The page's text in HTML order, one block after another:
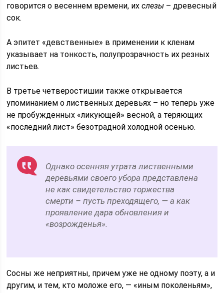
говорится о весеннем времени, ихслезы – древесный
сок.
А эпитет «девственные» в применении к кленам
указывает на тонкость, полупрозрачность их резных
листьев.
В третье четверостишии также открывается
упоминанием о лиственных деревьях – но теперь уже
не пробужденных «ликующей» весной, а теряющих
«последний лист» безотрадной холодной осенью.
Однако осенняя утрата лиственными
деревьями своего убора представлена
не как свидетельство торжества
смерти – пусть преходящего, — а как
проявление дара обновления и
«возрожденья».
Сосны же неприятны, причем уже не одному поэту, а и
другим, и тем, кто моложе его, — «иным поколеньям»,